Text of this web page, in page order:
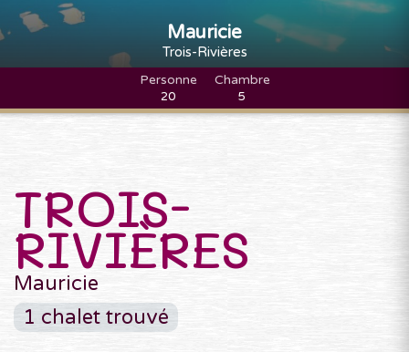
Mauricie
Trois-Rivières
Personne
20
Chambre
5
TROIS-
RIVIÈRES
Mauricie
1 chalet trouvé